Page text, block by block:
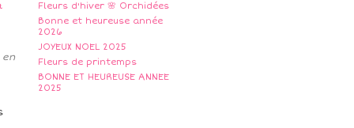
Fleurs d'hiver 🌸 Orchidées
Bonne et heureuse année
2026
JOYEUX NOEL 2025
Fleurs de printemps
BONNE ET HEUREUSE ANNEE
2025